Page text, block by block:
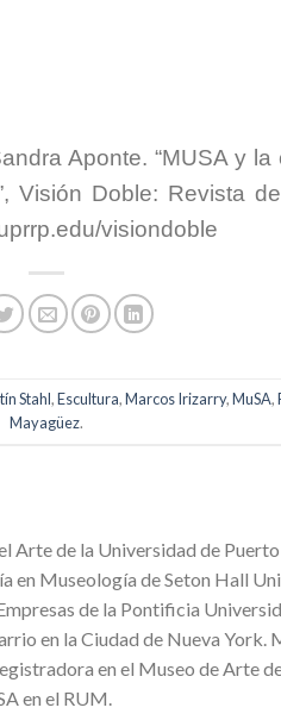
Aponte. “MUSA y
Visión Doble: Revista
visiondoble
Stahl,Escultura,Marcos Irizarry,MuSA,
Mayagüez.
Arte de la Universidad de
en Museología de Seton Hall
de la Pontificia
en la Ciudad de Nueva York.
en el Museo de Arte
en el RUM.